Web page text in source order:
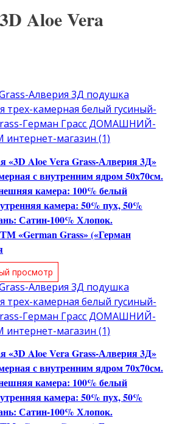
Aloe Vera
«3D Aloe Vera Grass-Алверия 3Д»
с внутренним ядром 50х70см.
камера: 100% белый
камера: 50% пух, 50%
Сатин-100% Хлопок.
«German Grass» («Герман
просмотр
«3D Aloe Vera Grass-Алверия 3Д»
с внутренним ядром 70х70см.
камера: 100% белый
камера: 50% пух, 50%
Сатин-100% Хлопок.